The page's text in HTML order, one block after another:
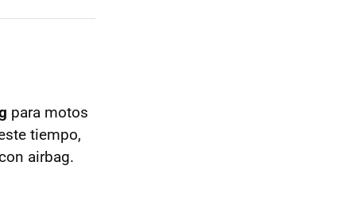
para motos
tiempo,
airbag.